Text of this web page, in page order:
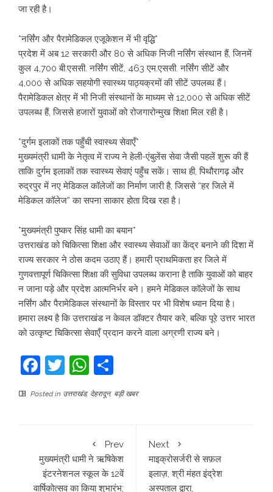
जा रही है।
*नर्सिंग और पैरामेडिकल एजूकेशन में भी वृद्धि*
प्रदेश में अब 12 सरकारी और 80 से अधिक निजी नर्सिंग संस्थान हैं, जिनमें
कुल 4,700 बी.एससी. नर्सिंग सीटें, 463 एम.एससी. नर्सिंग सीटें और
4,000 से अधिक सहयोगी स्वास्थ्य पाठ्यक्रमों की सीटें उपलब्ध हैं।
पैरामेडिकल क्षेत्र में भी निजी संस्थानों के माध्यम से 12,000 से अधिक सीटें
उपलब्ध हैं, जिससे हजारों युवाओं को रोजगारोन्मुख शिक्षा मिल रही है।
*दुर्गम इलाकों तक पहुँची स्वास्थ्य सेवाएँ*
मुख्यमंत्री धामी के नेतृत्व में राज्य ने हेली-एंबुलेंस सेवा जैसी पहलें शुरू की हैं
ताकि दुर्गम इलाकों तक स्वास्थ्य सेवाएं पहुँच सकें। साथ ही, पिथौरागढ़ और
रुद्रपुर में नए मेडिकल कॉलेजों का निर्माण जारी है, जिससे “हर जिले में
मेडिकल कॉलेज” का सपना साकार होता दिख रहा है।
*मुख्यमंत्री पुष्कर सिंह धामी का बयान*
उत्तराखंड को चिकित्सा शिक्षा और स्वास्थ्य सेवाओं का केंद्र बनाने की दिशा में
राज्य सरकार ने ठोस कदम उठाए हैं। हमारी प्राथमिकता हर जिले में
गुणवत्तापूर्ण चिकित्सा शिक्षा की सुविधा उपलब्ध कराना है ताकि युवाओं को बाहर
न जाना पड़े और प्रदेश आत्मनिर्भर बने। हमने मेडिकल कॉलेजों के साथ
नर्सिंग और पैरामेडिकल संस्थानों के विस्तार पर भी विशेष ध्यान दिया है।
हमारा लक्ष्य है कि उत्तराखंड न केवल डॉक्टर तैयार करे, बल्कि पूरे उत्तर भारत
को उत्कृष्ट चिकित्सा सेवाएँ प्रदान करने वाला अग्रणी राज्य बने।
Facebook
TwitterWhatsApp
Posted in उत्तराखंड, देहरादून, बड़ी खबर
Prev
मुख्यमंत्री धामी ने ऋषिकेश
इंटरनेशनल स्कूल के 12वें
वार्षिकोत्सव का किया शुभारंभ;
Next
माइक्रोसर्जरी से सफ़ल
इलाज़, श्री मंहत इंद्रेश
अस्पताल द्वारा,